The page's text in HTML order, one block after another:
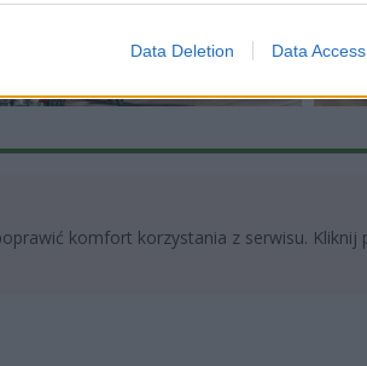
Data Deletion Data Access
awizowane składy na
komfort korzystania z serwisu. Kliknij